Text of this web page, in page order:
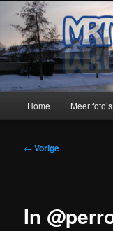
Spring
naar
primaire
inhoudMRT-Soft
Home Meer foto’s
Bericht
← Vorige
In